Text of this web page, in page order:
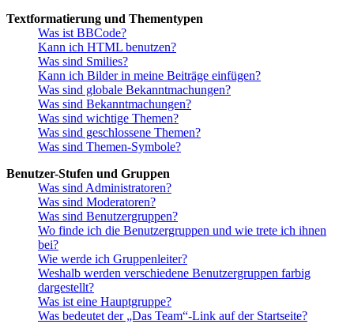
Textformatierung und Thementypen
Was ist BBCode?
Kann ich HTML benutzen?
Was sind Smilies?
Kann ich Bilder in meine Beiträge einfügen?
Was sind globale Bekanntmachungen?
Was sind Bekanntmachungen?
Was sind wichtige Themen?
Was sind geschlossene Themen?
Was sind Themen-Symbole?
Benutzer-Stufen und Gruppen
Was sind Administratoren?
Was sind Moderatoren?
Was sind Benutzergruppen?
Wo finde ich die Benutzergruppen und wie trete ich ihnen
bei?
Wie werde ich Gruppenleiter?
Weshalb werden verschiedene Benutzergruppen farbig
dargestellt?
Was ist eine Hauptgruppe?
Was bedeutet der „Das Team“-Link auf der Startseite?